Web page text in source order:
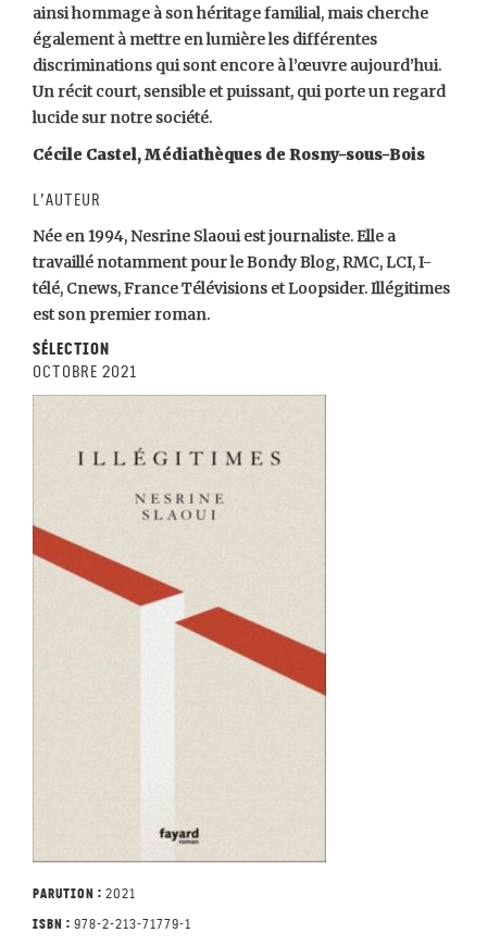
ainsi hommage à son héritage familial, mais cherche
également à mettre en lumière les différentes
discriminations qui sont encore à l’œuvre aujourd’hui.
Un récit court, sensible et puissant, qui porte un regard
lucide sur notre société.
Cécile Castel, Médiathèques de Rosny-sous-Bois
L’auteur
Née en 1994, Nesrine Slaoui est journaliste. Elle a
travaillé notamment pour le Bondy Blog, RMC, LCI, I-
télé, Cnews, France Télévisions et Loopsider. Illégitimes
est son premier roman.
Sélection
octobre 2021
Parution : 2021
ISBN : 978-2-213-71779-1